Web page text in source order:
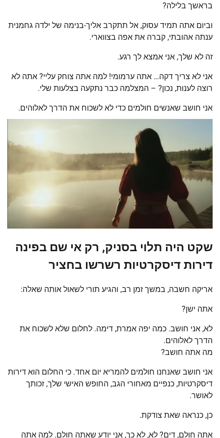
בראשך בלילה?
וביום אתה תמיד עסוק, אל תתקרב אליך-בנימה של ילדה גחמנית
ענתה אהובתי, קברה את אפה בצווארי.
זה לא שלך, אני אמצא לך רגע.
אני לא צריך דקה… אתה ערמומי! למה אתה צוחק עליי? אתה לא
רוצה לענות, נכון? – המצלמה כבר נתקעה בצלעות שלי.
אני חושב שאנשים חולמים כדי לא לשכוח את הדרך לאלוהים.
שקט היה תלוי בסניק, רק אי שם בפינה
דירות דיסקרטיות רשרשו בחציר
אריקה חשבה, במשך זמן רב, והגיע תורי לשאול אותה שאלה:
אתה ישן?
לא, אני חושב. כמה יפה אמרת, דימה. לחלום שלא לשכוח את
הדרך לאלוהים.
מה אתה חושב?
אני חושב שאנחנו חולמים להמריא יום אחד. כי החלום הוא דירות
דיסקרטיות, כנפיים מאחורי הגב, החופש האישי שלך, זכותך
לאושר.
כן, כנראה שאת צודקת.
אתה חולם, דים? לא, לא כך, אני יודע שאתה חולם. למה אתה